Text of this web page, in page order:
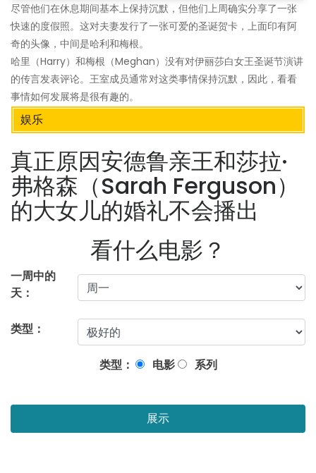
尽管他们在休息期间基本上保持沉默，但他们上周确实分享了一张
快速的度假照。这对夫妻发行了一张可爱的圣诞贺卡，上面印有阿
奇的头像，中间是哈利和梅根。
哈里（Harry）和梅根（Meghan）没有对伊丽莎白女王圣诞节演讲
的传言发表评论。王室成员通常对这类事情保持沉默，因此，看看
事情如何发展将是很有趣的。
娱乐
真正原因安德鲁亲王和莎拉·
弗格森（Sarah Ferguson）
的大女儿的婚礼不会播出
看什么电影？
一周中的
天：
类型：
类型： 电影 系列
展示